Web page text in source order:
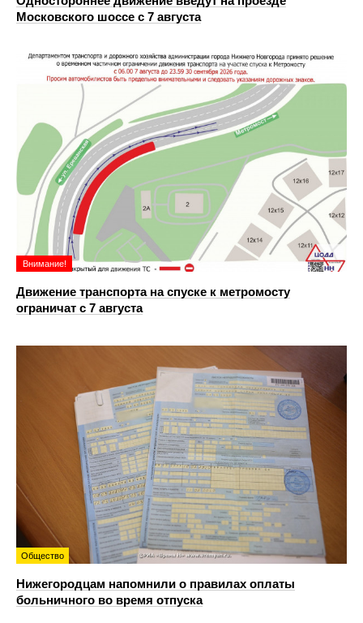
Московского шоссе с 7 августа
Внимание!
Движение транспорта на спуске к метромосту
ограничат с 7 августа
Общество
Нижегородцам напомнили о правилах оплаты
больничного во время отпуска